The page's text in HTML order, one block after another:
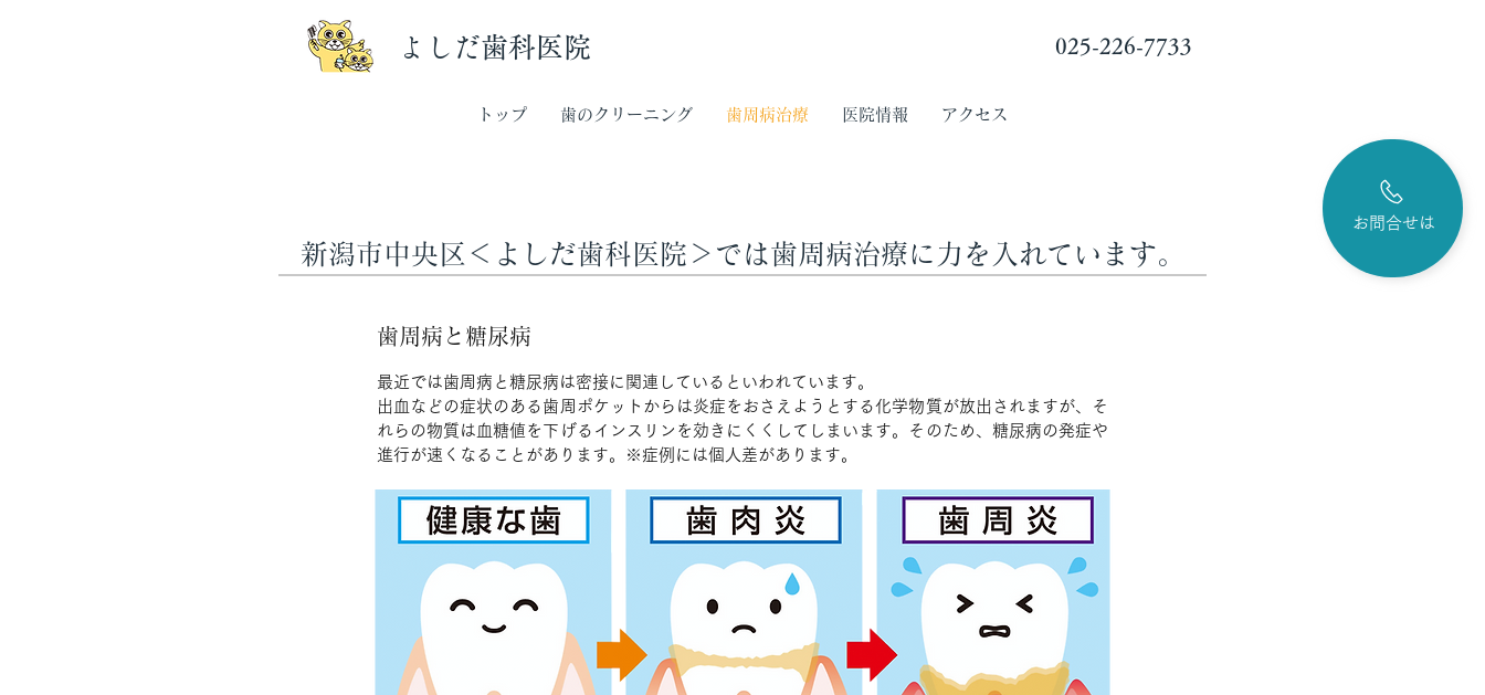
お問合せは
​よしだ歯科医院 025-226-7733
トップ 歯のクリーニング 歯周病治療 医院情報 アクセス
​新潟市中央区＜よしだ歯科医院＞では歯周病治療に力を入れています。
​歯周病と糖尿病
最近では歯周病と糖尿病は密接に関連しているといわれています。
出血などの症状のある歯周ポケットからは炎症をおさえようとする化学物質が放出されますが、そ
れらの物質は血糖値を下げるインスリンを効きにくくしてしまいます。そのため、糖尿病の発症や
進行が速くなることがあります。※症例には個人差があります。